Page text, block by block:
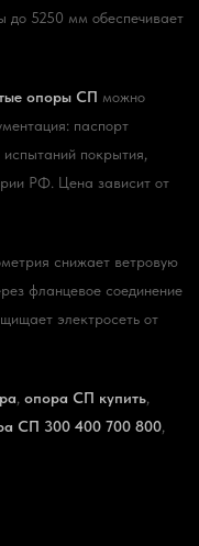
опоры СП можно
испытаний покрытия,
снижает ветровую
, опора СП купить,
СП 300 400 700 800,